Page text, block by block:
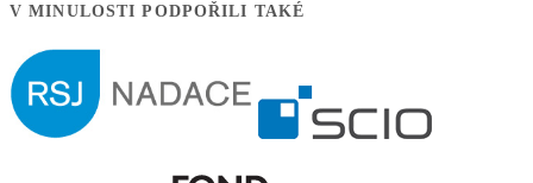
V MINULOSTI PODPOŘILI TAKÉ